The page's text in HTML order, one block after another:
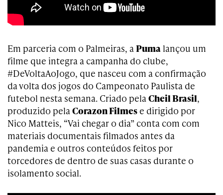
Em parceria com o Palmeiras, aPuma lançou um
filme que integra a campanha do clube,
#DeVoltaAoJogo, que nasceu com a confirmação
da volta dos jogos do Campeonato Paulista de
futebol nesta semana. Criado pelaCheil Brasil,
produzido pelaCorazon Filmes e dirigido por
Nico Matteis, “Vai chegar o dia” conta com com
materiais documentais filmados antes da
pandemia e outros conteúdos feitos por
torcedores de dentro de suas casas durante o
isolamento social.